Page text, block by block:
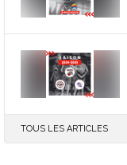
TOUS LES ARTICLES